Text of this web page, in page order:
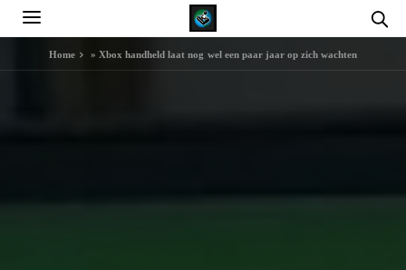
Home »Xbox handheld laat nog wel een paar jaar op zich wachten